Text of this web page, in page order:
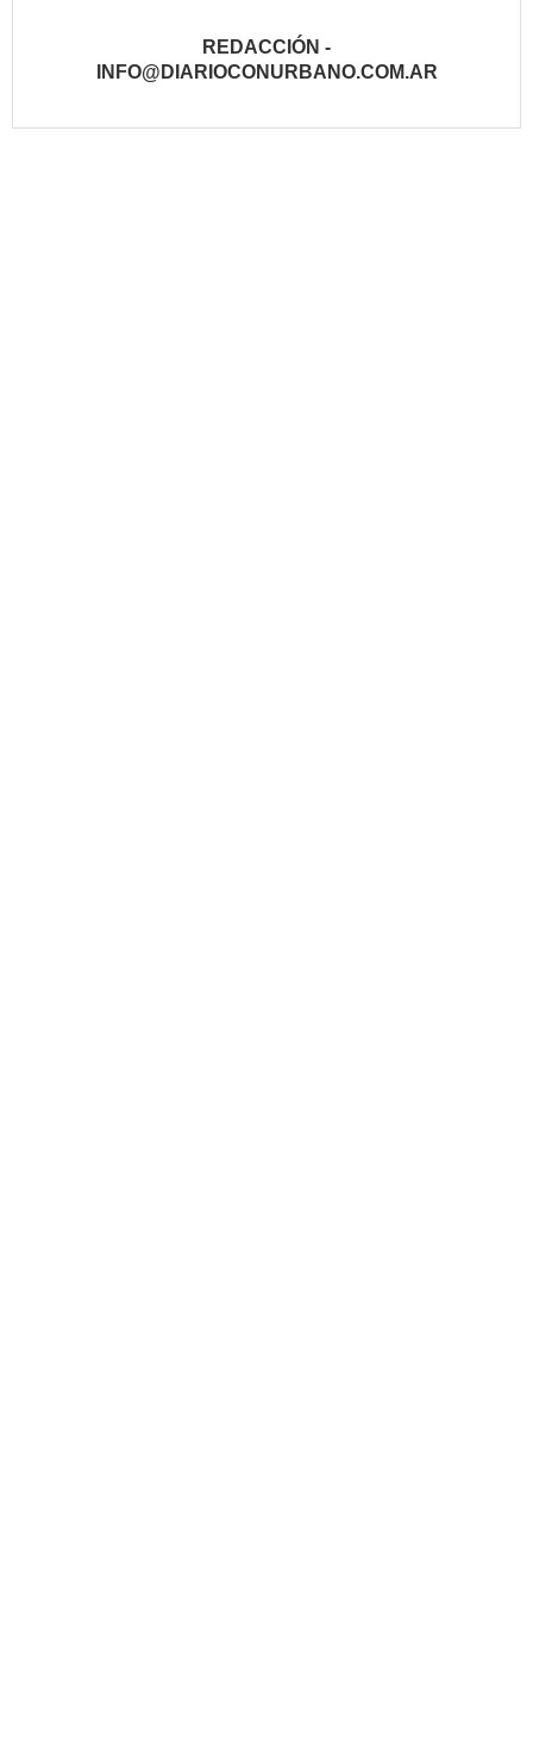
REDACCIÓN -
INFO@DIARIOCONURBANO.COM.AR